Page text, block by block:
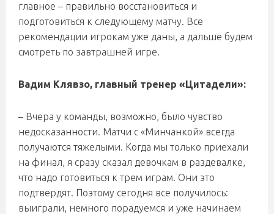
главное – правильно восстановиться и
подготовиться к следующему матчу. Все
рекомендации игрокам уже даны, а дальше будем
смотреть по завтрашней игре.
Вадим Клявзо, главный тренер «Цитадели»:
– Вчера у команды, возможно, было чувство
недосказанности. Матчи с «Минчанкой» всегда
получаются тяжелыми. Когда мы только приехали
на финал, я сразу сказал девочкам в раздевалке,
что надо готовиться к трем играм. Они это
подтвердят. Поэтому сегодня все получилось:
выиграли, немного порадуемся и уже начинаем